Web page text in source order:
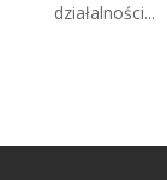
działalności...